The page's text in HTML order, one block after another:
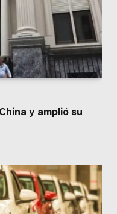
y amplió su